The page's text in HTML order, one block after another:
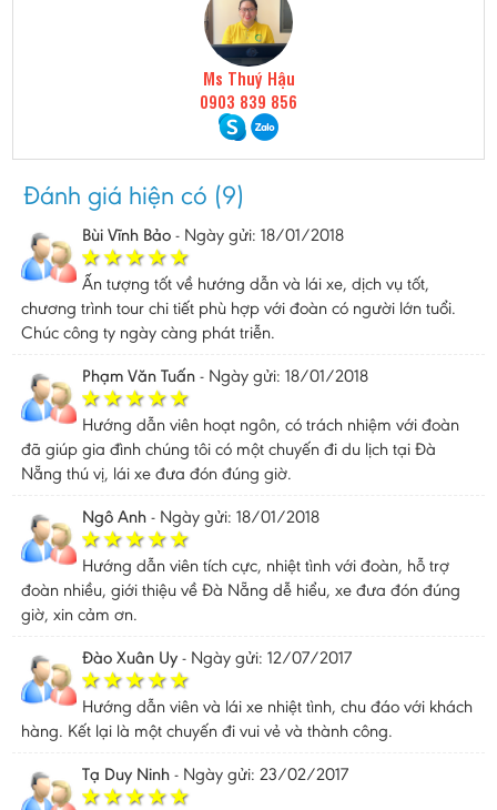
Ms Thuý Hậu
0903 839 856
Đánh giá hiện có (9)
Bùi Vĩnh Bảo - Ngày gửi: 18/01/2018
Ấn tượng tốt về hướng dẫn và lái xe, dịch vụ tốt,
chương trình tour chi tiết phù hợp với đoàn có người lớn tuổi.
Chúc công ty ngày càng phát triễn.
Phạm Văn Tuấn - Ngày gửi: 18/01/2018
Hướng dẫn viên hoạt ngôn, có trách nhiệm với đoàn
đã giúp gia đình chúng tôi có một chuyến đi du lịch tại Đà
Nẵng thú vị, lái xe đưa đón đúng giờ.
Ngô Anh - Ngày gửi: 18/01/2018
Hướng dẫn viên tích cực, nhiệt tình với đoàn, hỗ trợ
đoàn nhiều, giới thiệu về Đà Nẵng dễ hiểu, xe đưa đón đúng
giờ, xin cảm ơn.
Đào Xuân Uy - Ngày gửi: 12/07/2017
Hướng dẫn viên và lái xe nhiệt tình, chu đáo với khách
hàng. Kết lại là một chuyến đi vui vẻ và thành công.
Tạ Duy Ninh - Ngày gửi: 23/02/2017